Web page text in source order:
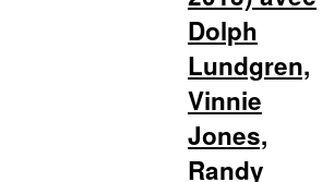
Dolph
Lundgren,
Vinnie
Jones,
Randy